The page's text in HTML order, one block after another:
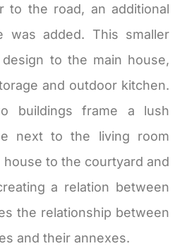
to the road, an additional
was added. This smaller
to the main house,
and outdoor kitchen.
buildings frame a lush
next to the living room
to the courtyard and
a relation between
the relationship between
and their annexes.